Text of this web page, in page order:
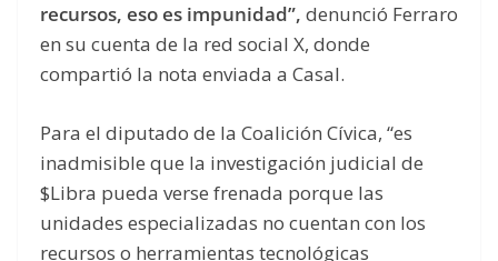
recursos, eso es impunidad”, denunció Ferraro
en su cuenta de la red social X, donde
compartió la nota enviada a Casal.
Para el diputado de la Coalición Cívica, “es
inadmisible que la investigación judicial de
$Libra pueda verse frenada porque las
unidades especializadas no cuentan con los
recursos o herramientas tecnológicas